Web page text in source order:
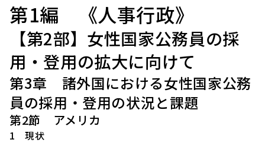
第1編 《人事行政》
【第2部】女性国家公務員の採
用・登用の拡大に向けて
第3章 諸外国における女性国家公務
員の採用・登用の状況と課題
第2節 アメリカ
1 現状